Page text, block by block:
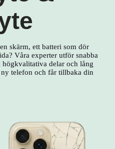
skärm, ett batteri som dör
Våra experter utför snabba
delar och lång
telefon och får tillbaka din